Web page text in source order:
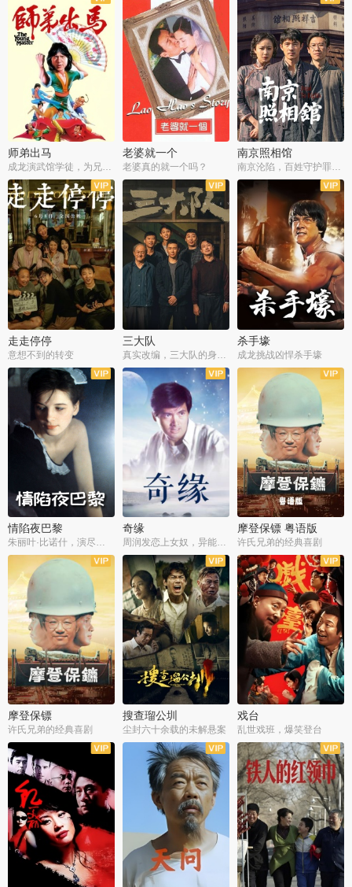
师弟出马
成龙演武馆学徒，为兄搏命战黑道
老婆就一个
老婆真的就一个吗？
南京照相馆
南京沦陷，百姓守护罪证底片
走走停停
意想不到的转变
三大队 杀手壕
成龙挑战凶悍杀手壕
情陷夜巴黎
朱丽叶·比诺什，演尽失爱之痛
奇缘
周润发恋上女奴，异能护体战邪派
摩登保镖 粤语版
许氏兄弟的经典喜剧
摩登保镖
许氏兄弟的经典喜剧
搜查瑠公圳
尘封六十余载的未解悬案
戏台
乱世戏班，爆笑登台